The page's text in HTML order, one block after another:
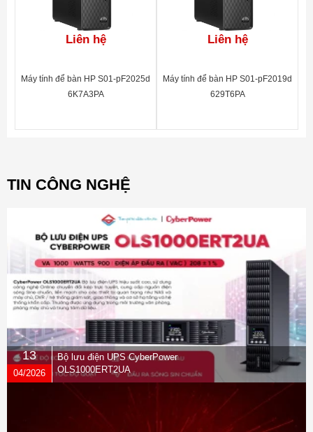
Liên hệ
Máy tính để bàn HP S01-pF2025d
6K7A3PA
Liên hệ
Máy tính để bàn HP S01-pF2019d
629T6PA
TIN CÔNG NGHỆ
13
04/2026
Bộ lưu điện UPS CyberPower
OLS1000ERT2UA